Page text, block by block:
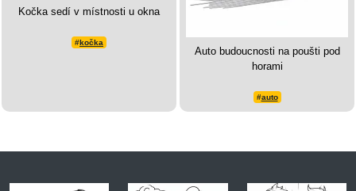
Kočka sedí v místnosti u okna
#kočka
Auto budoucnosti na poušti pod
horami
#auto